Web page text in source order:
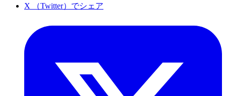
X （Twitter）でシェア